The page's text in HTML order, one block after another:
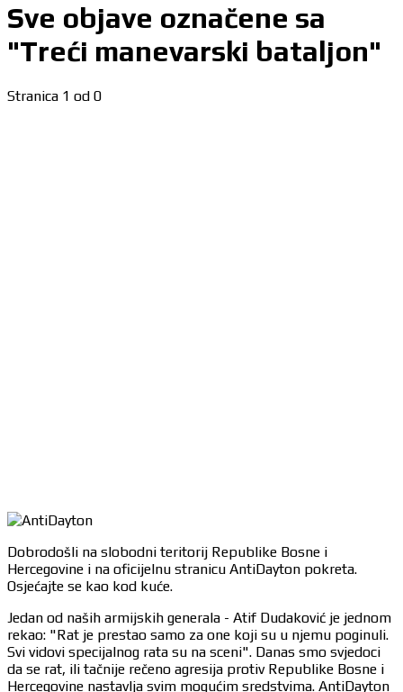
Sve objave označene sa
"Treći manevarski bataljon"
Stranica 1 od 0
Dobrodošli na slobodni teritorij Republike Bosne i
Hercegovine i na oficijelnu stranicu AntiDayton pokreta.
Osjećajte se kao kod kuće.
Jedan od naših armijskih generala - Atif Dudaković je jednom
rekao: "Rat je prestao samo za one koji su u njemu poginuli.
Svi vidovi specijalnog rata su na sceni". Danas smo svjedoci
da se rat, ili tačnije rečeno agresija protiv Republike Bosne i
Hercegovine nastavlja svim mogućim sredstvima. AntiDayton